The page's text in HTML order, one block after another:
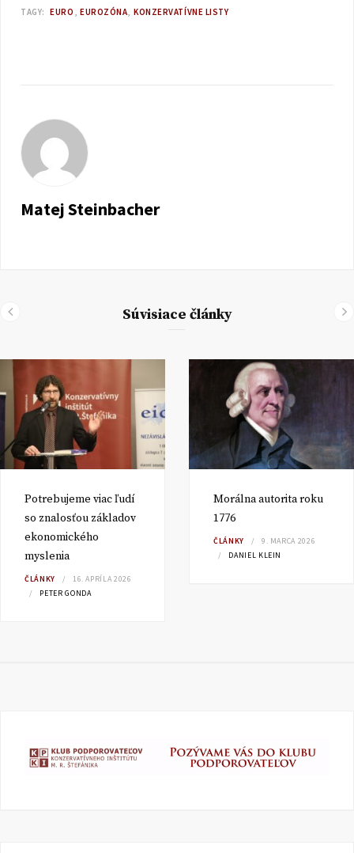
TAGY: EURO EUROZÓNA KONZERVATÍVNE LISTY
Matej Steinbacher
Súvisiace články
Potrebujeme viac ľudí
so znalosťou základov
ekonomického
myslenia
ČLÁNKY
16. APRÍLA 2026
PETER GONDA
Morálna autorita roku
1776
ČLÁNKY
9. MARCA 2026
DANIEL KLEIN